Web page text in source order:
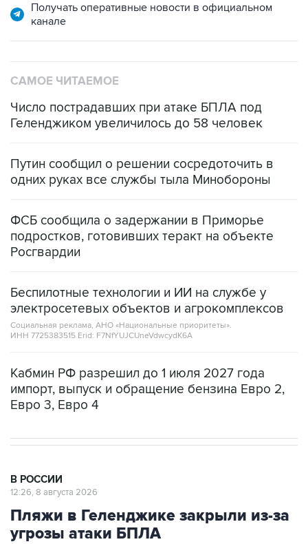
Получать оперативные новости в официальном
канале
САМОЕ ЧИТАЕМОЕ
Число пострадавших при атаке БПЛА под
Геленджиком увеличилось до 58 человек
Путин сообщил о решении сосредоточить в
одних руках все службы тыла Минобороны
ФСБ сообщила о задержании в Приморье
подростков, готовивших теракт на объекте
Росгвардии
Беспилотные технологии и ИИ на службе у
электросетевых объектов и агрокомплексов
Социальная реклама, АНО «Национальные приоритеты».
ИНН 7725383515 Erid: F7NfYUJCUneVdwcydK6A
Кабмин РФ разрешил до 1 июля 2027 года
импорт, выпуск и обращение бензина Евро 2,
Евро 3, Евро 4
В РОССИИ
12:26, 8 августа 2026
Пляжи в Геленджике закрыли из-за
угрозы атаки БПЛА